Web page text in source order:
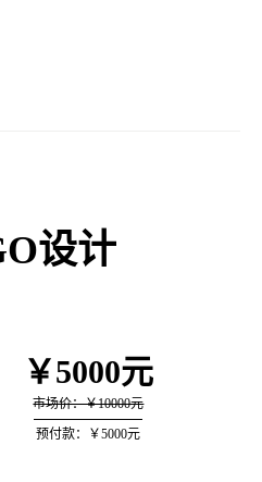
设计
￥5000元
市场价：￥10000元
预付款：￥5000元